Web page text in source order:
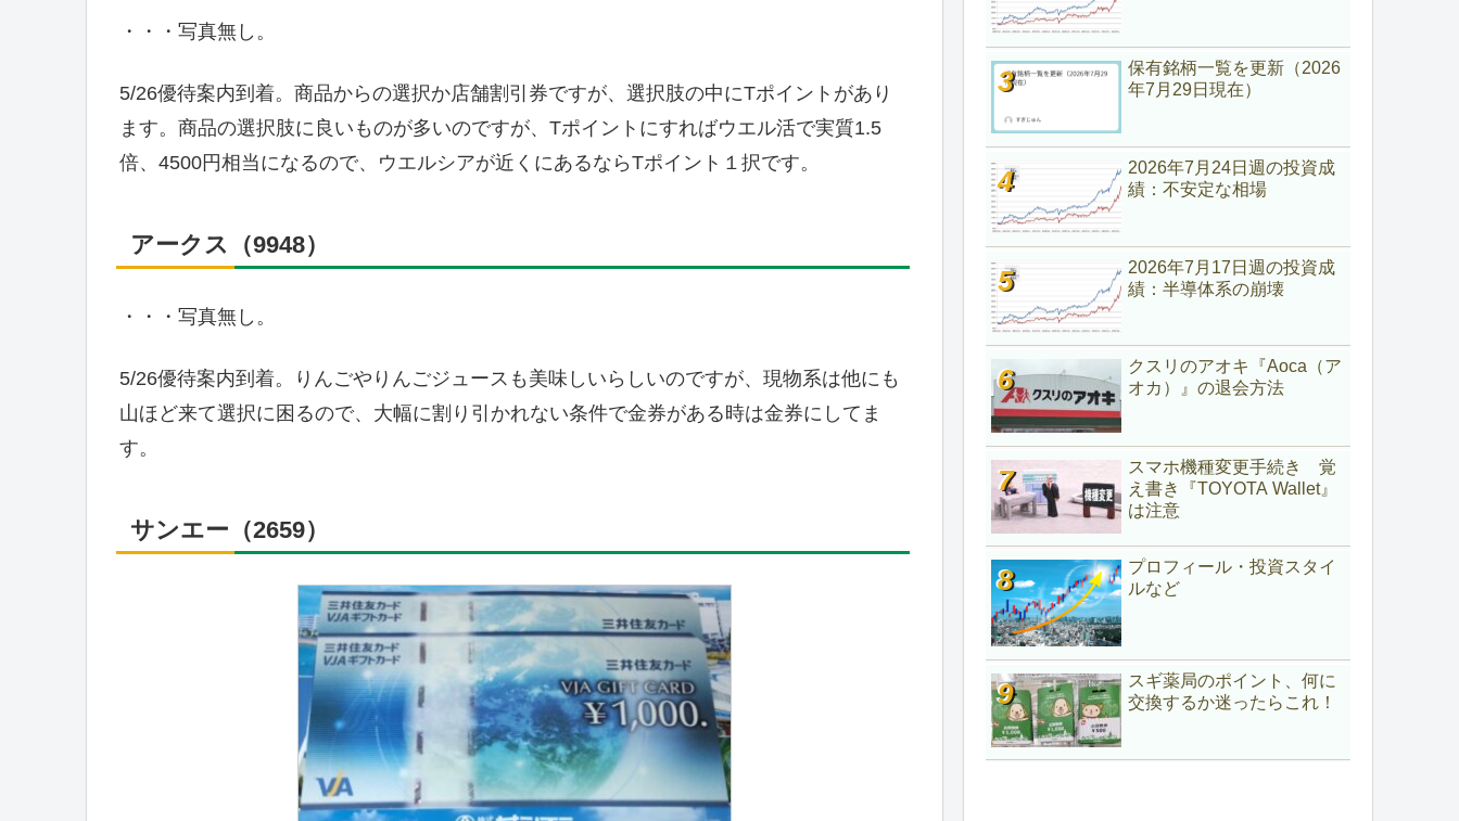
・・・写真無し。
5/26優待案内到着。商品からの選択か店舗割引券ですが、選択肢の中にTポイントがあり
ます。商品の選択肢に良いものが多いのですが、Tポイントにすればウエル活で実質1.5
倍、4500円相当になるので、ウエルシアが近くにあるならTポイント１択です。
アークス（9948）
・・・写真無し。
5/26優待案内到着。りんごやりんごジュースも美味しいらしいのですが、現物系は他にも
山ほど来て選択に困るので、大幅に割り引かれない条件で金券がある時は金券にしてま
す。
サンエー（2659）
保有銘柄一覧を更新（2026
年7月29日現在）
2026年7月24日週の投資成
績：不安定な相場
2026年7月17日週の投資成
績：半導体系の崩壊
クスリのアオキ『Aoca（ア
オカ）』の退会方法
スマホ機種変更手続き 覚
え書き『TOYOTA Wallet』
は注意
プロフィール・投資スタイ
ルなど
スギ薬局のポイント、何に
交換するか迷ったらこれ！